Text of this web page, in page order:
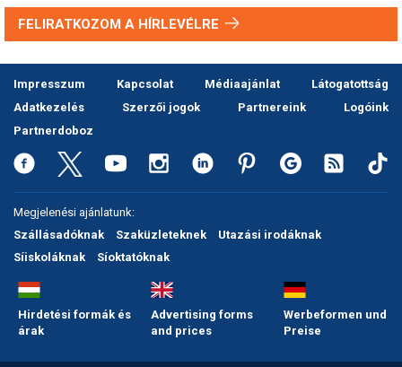
FELIRATKOZOM A HÍRLEVÉLRE
Impresszum Kapcsolat Médiaajánlat
Látogatottság
Adatkezelés
Szerzői jogok Partnereink
Logóink
Partnerdoboz
Megjelenési ajánlatunk:
Szállásadóknak
Szaküzleteknek
Utazási irodáknak
Síiskoláknak
Síoktatóknak
Hirdetési formák és
árak
Advertising forms
and prices
Werbeformen und
Preise